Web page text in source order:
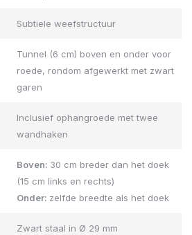
Subtiele weefstructuur
Tunnel (6 cm) boven en onder voor
roede, rondom afgewerkt met zwart
garen
Inclusief ophangroede met twee
wandhaken
Boven: 30 cm breder dan het doek
(15 cm links en rechts)
Onder: zelfde breedte als het doek
Zwart staal in Ø 29 mm